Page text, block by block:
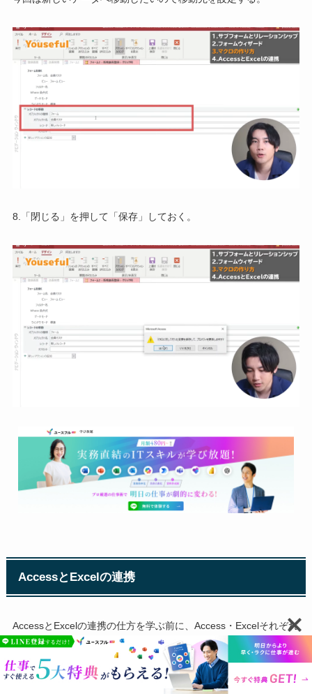
8.「閉じる」を押して「保存」しておく。
AccessとExcelの連携
AccessとExcelの連携の仕方を学ぶ前に、Access・Excelそれぞれ
の得意とすることをそれぞれの違いについて今一度確認しておき
ましょう。